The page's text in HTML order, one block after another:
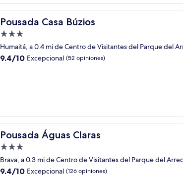
Pousada Casa Búzios
Pousada Casa Búzios
Propiedad
de
3.0
Humaitá, a 0.4 mi de Centro de Visitantes del Parque del
9.4
9.4/10 Excepcional (52 opiniones)
Pousada Águas Claras
Pousada Águas Claras
Propiedad
de
3.0
Brava, a 0.3 mi de Centro de Visitantes del Parque del
9.4
9.4/10 Excepcional (126 opiniones)